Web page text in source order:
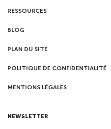
RESSOURCES
BLOG
PLAN DU SITE
POLITIQUE DE CONFIDENTIALITÉ
MENTIONS LÉGALES
NEWSLETTER